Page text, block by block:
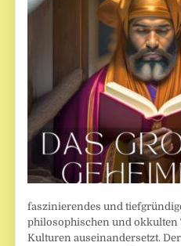
faszinierendes und
philosophischen und
Kulturen auseinandersetzt.